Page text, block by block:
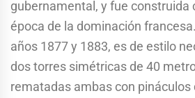
gubernamental, y fue construida
época de la dominación
años 1877 y 1883, es de estilo
dos torres simétricas de 40
rematadas ambas con pináculos